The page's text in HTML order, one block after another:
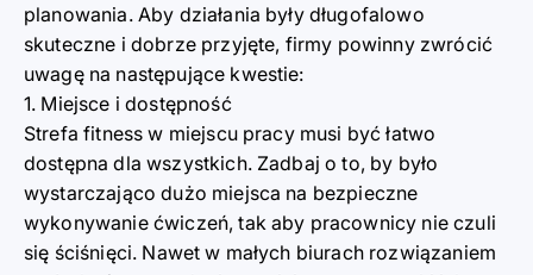
planowania. Aby działania były długofalowo
skuteczne i dobrze przyjęte, firmy powinny zwrócić
uwagę na następujące kwestie:
1. Miejsce i dostępność
Strefa fitness w miejscu pracy musi być łatwo
dostępna dla wszystkich. Zadbaj o to, by było
wystarczająco dużo miejsca na bezpieczne
wykonywanie ćwiczeń, tak aby pracownicy nie czuli
się ściśnięci. Nawet w małych biurach rozwiązaniem